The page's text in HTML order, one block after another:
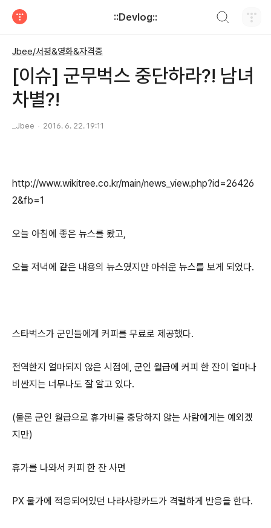
::Devlog::
Jbee/서평&영화&자격증
[이슈] 군무벅스 중단하라?! 남녀
차별?!
_Jbee 2016. 6. 22. 19:11
http://www.wikitree.co.kr/main/news_view.php?id=26426
2&fb=1
오늘 아침에 좋은 뉴스를 봤고,
오늘 저녁에 같은 내용의 뉴스였지만 아쉬운 뉴스를 보게 되었다.
스타벅스가 군인들에게 커피를 무료로 제공했다.
전역한지 얼마되지 않은 시점에, 군인 월급에 커피 한 잔이 얼마나
비싼지는 너무나도 잘 알고 있다.
(물론 군인 월급으로 휴가비를 충당하지 않는 사람에게는 예외겠
지만)
휴가를 나와서 커피 한 잔 사면
PX 물가에 적응되어있던 나라사랑카드가 격렬하게 반응을 한다.